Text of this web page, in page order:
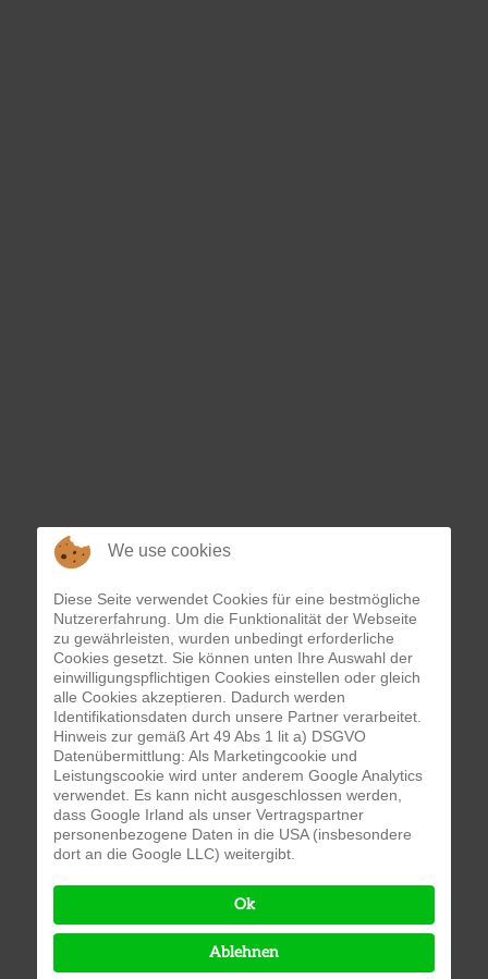
We use cookies
Diese Seite verwendet Cookies für eine bestmögliche
Nutzererfahrung. Um die Funktionalität der Webseite
zu gewährleisten, wurden unbedingt erforderliche
Cookies gesetzt. Sie können unten Ihre Auswahl der
einwilligungspflichtigen Cookies einstellen oder gleich
alle Cookies akzeptieren. Dadurch werden
Identifikationsdaten durch unsere Partner verarbeitet.
Hinweis zur gemäß Art 49 Abs 1 lit a) DSGVO
Datenübermittlung: Als Marketingcookie und
Leistungscookie wird unter anderem Google Analytics
verwendet. Es kann nicht ausgeschlossen werden,
dass Google Irland als unser Vertragspartner
personenbezogene Daten in die USA (insbesondere
dort an die Google LLC) weitergibt.
Ok
Ablehnen